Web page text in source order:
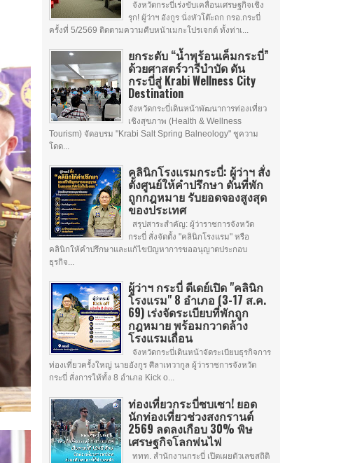
จังหวัดกระบี่เร่งขับเคลื่อนเศรษฐกิจเชิง
รุก! ผู้ว่าฯ อังกูร นั่งหัวโต๊ะถก กรอ.กระบี่
ครั้งที่ 5/2569 ติดตามความคืบหน้าเมกะโปรเจกต์ ทั้งท่าเ...
ยกระดับ “น้ำพุร้อนเค็มกระบี่”
ด้วยศาสตร์วารีบำบัด ดัน
กระบี่สู่ Krabi Wellness City
Destination
จังหวัดกระบี่เดินหน้าพัฒนาการท่องเที่ยว
เชิงสุขภาพ (Health & Wellness
Tourism) จัดอบรม "Krabi Salt Spring Balneology" ชูความ
โดด...
คลินิกโรงแรมกระบี่: ผู้ว่าฯ สั่ง
ตั้งศูนย์ให้คำปรึกษา ดันที่พัก
ถูกกฎหมาย รับยอดจองสูงสุด
ของประเทศ
สรุปสาระสำคัญ: ผู้ว่าราชการจังหวัด
กระบี่ สั่งจัดตั้ง "คลินิกโรงแรม" หรือ
คลินิกให้คำปรึกษาและแก้ไขปัญหาการขออนุญาตประกอบ
ธุรกิจ...
ผู้ว่าฯ กระบี่ ดีเดย์เปิด "คลินิก
โรงแรม" 8 อำเภอ (3-17 ส.ค.
69) เร่งจัดระเบียบที่พักถูก
กฎหมาย พร้อมกวาดล้าง
โรงแรมเถื่อน
จังหวัดกระบี่เดินหน้าจัดระเบียบธุรกิจการ
ท่องเที่ยวครั้งใหญ่ นายอังกูร ศีลาเทวากูล ผู้ว่าราชการจังหวัด
กระบี่ สั่งการให้ทั้ง 8 อำเภอ Kick o...
ท่องเที่ยวกระบี่ซบเซา! ยอด
นักท่องเที่ยวช่วงสงกรานต์
2569 ลดลงเกือบ 30% พิษ
เศรษฐกิจโลกพ่นไฟ
ททท. สำนักงานกระบี่ เปิดเผยตัวเลขสถิติ